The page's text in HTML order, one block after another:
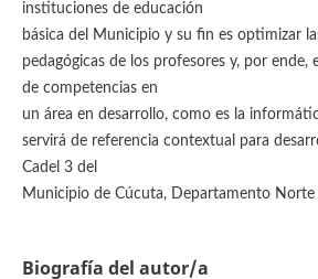
instituciones de educación
básica del Municipio y su fin es optimizar
pedagógicas de los profesores y, por ende,
de competencias en
un área en desarrollo, como es la
servirá de referencia contextual para
Cadel 3 del
Municipio de Cúcuta, Departamento Norte
Biografía del autor/a